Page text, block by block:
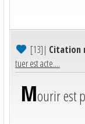
[13]| Citation
tuer est acte....
Mourir est